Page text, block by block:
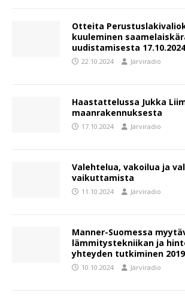
Otteita
kuuleminen
uudistamisesta 17.10.2024
22.10.2024 Järviradio
Haastattelussa Jukka
maanrakennuksesta
17.10.2024 Järviradio
Valehtelua, vakoilua ja
vaikuttamista
11.10.2024 Järviradio
Manner-Suomessa
lämmitystekniikan ja
yhteyden tutkiminen
10.10.2024 Järviradio